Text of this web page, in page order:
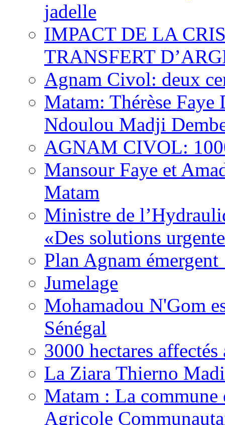
jadelle
IMPACT DE LA
TRANSFERT
Agnam Civol: deux
Matam: Thérèse
Ndoulou Madji
AGNAM CIVOL:
Mansour Faye et
Matam
Ministre de
«Des solutions
Plan Agnam
Jumelage
Mohamadou N'Gom
Sénégal
3000 hectares
La Ziara Thierno
Matam : La
Agricole